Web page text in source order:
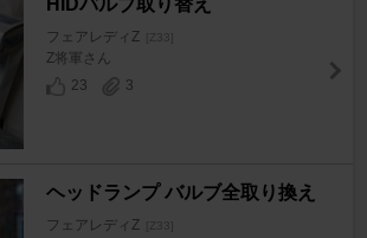
HIDバルブ取り替え
フェアレディZ
Z将軍さん
23
3
ヘッドランプ バルブ全取り換え
フェアレディZ